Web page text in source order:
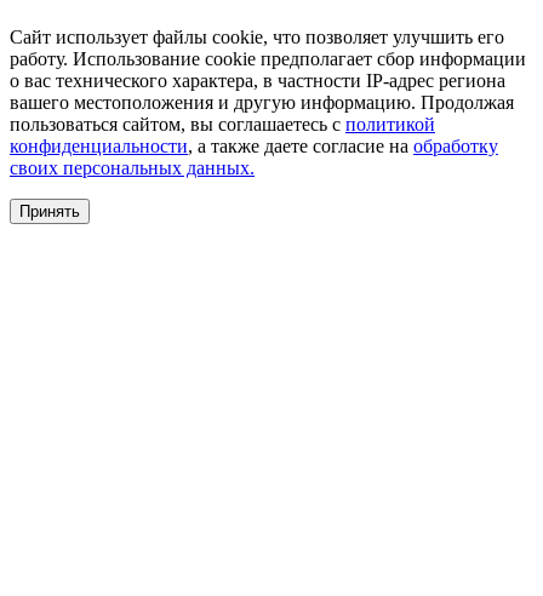
Сайт использует файлы cookie, что позволяет улучшить его
работу. Использование cookie предполагает сбор информации
о вас технического характера, в частности IP-адрес региона
вашего местоположения и другую информацию. Продолжая
пользоваться сайтом, вы соглашаетесь с политикой
конфиденциальности, а также даете согласие на обработку
своих персональных данных.
Принять